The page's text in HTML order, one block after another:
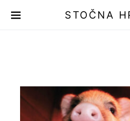
STOČNA
Search for: